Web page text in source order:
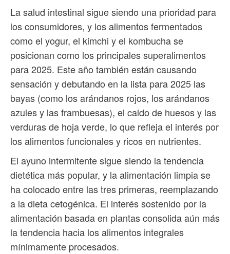
La salud intestinal sigue siendo una prioridad para
los consumidores, y los alimentos fermentados
como el yogur, el kimchi y el kombucha se
posicionan como los principales superalimentos
para 2025. Este año también están causando
sensación y debutando en la lista para 2025 las
bayas (como los arándanos rojos, los arándanos
azules y las frambuesas), el caldo de huesos y las
verduras de hoja verde, lo que refleja el interés por
los alimentos funcionales y ricos en nutrientes.
El ayuno intermitente sigue siendo la tendencia
dietética más popular, y la alimentación limpia se
ha colocado entre las tres primeras, reemplazando
a la dieta cetogénica. El interés sostenido por la
alimentación basada en plantas consolida aún más
la tendencia hacia los alimentos integrales
mínimamente procesados.